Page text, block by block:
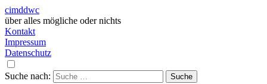
cimddwc
über alles mögliche oder nichts
Kontakt
Impressum
Datenschutz
Suche nach: